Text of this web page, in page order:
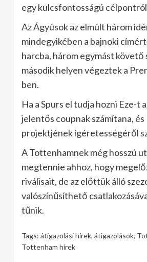
egy kulcsfontosságú
Az Ágyúsok az elmúlt három
mindegyikében a bajnoki
harcba, három egymást követő
második helyen végeztek a
ben.
Ha a Spurs el tudja hozni Eze-t
jelentős coupnak számítana, és
projektjének ígéretességéről
A Tottenhamnek még hosszú
megtennie ahhoz, hogy
riválisait, de az előttük álló
valószínűsíthető
tűnik.
Tags: átigazolási hírek, átigazolások,
Tottenham hírek